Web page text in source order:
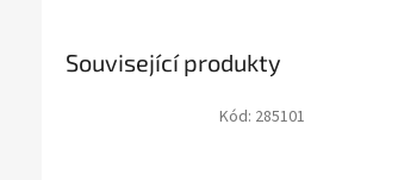
Související produkty
Kód: 285101